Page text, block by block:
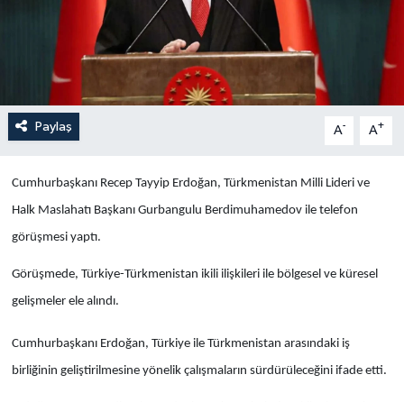
Paylaş A- A+
Cumhurbaşkanı Recep Tayyip Erdoğan, Türkmenistan Milli Lideri ve
Halk Maslahatı Başkanı Gurbangulu Berdimuhamedov ile telefon
görüşmesi yaptı.
Görüşmede, Türkiye-Türkmenistan ikili ilişkileri ile bölgesel ve küresel
gelişmeler ele alındı.
Cumhurbaşkanı Erdoğan, Türkiye ile Türkmenistan arasındaki iş
birliğinin geliştirilmesine yönelik çalışmaların sürdürüleceğini ifade etti.
Eği̇ti̇m